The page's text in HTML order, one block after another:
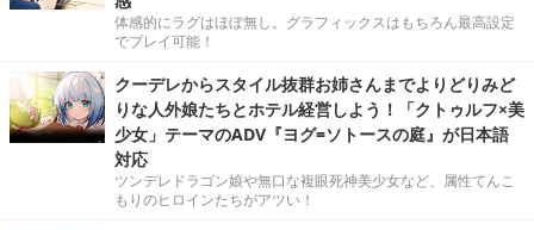
体感的にラグはほぼ無し。グラフィックスはもちろん最高設定
でプレイ可能！
クーデレからスタイル抜群お姉さんまでよりどりみど
りな人外娘たちとホテル経営しよう！「クトゥルフ×美
少女」テーマのADV『ヨグ=ソトースの庭』が日本語
対応
ツンデレドラゴン娘や無口な複眼死神美少女など、属性てんこ
もりのヒロインたちがアツい！